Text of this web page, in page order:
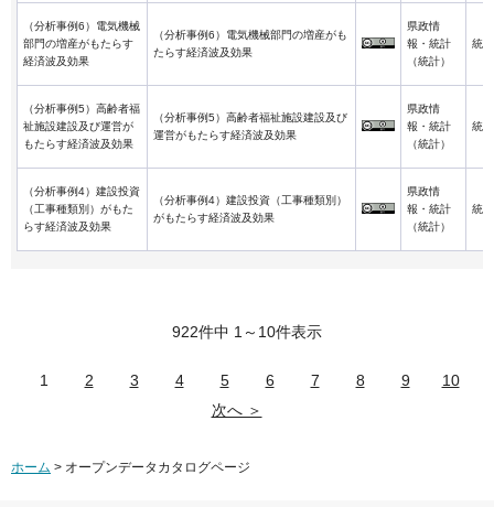
（分析事例6）電気機械
部門の増産がもたらす
経済波及効果
（分析事例6）電気機械部門の増産がも
たらす経済波及効果
県政情
報・統計
（統計）
統計
（分析事例5）高齢者福
祉施設建設及び運営が
もたらす経済波及効果
（分析事例5）高齢者福祉施設建設及び
運営がもたらす経済波及効果
県政情
報・統計
（統計）
統計
（分析事例4）建設投資
（工事種類別）がもた
らす経済波及効果
（分析事例4）建設投資（工事種類別）
がもたらす経済波及効果
県政情
報・統計
（統計）
統計
922件中 1～10件表示
1 2 3 4 5 6 7 8 9
10
次へ ＞
ホーム > オープンデータカタログページ